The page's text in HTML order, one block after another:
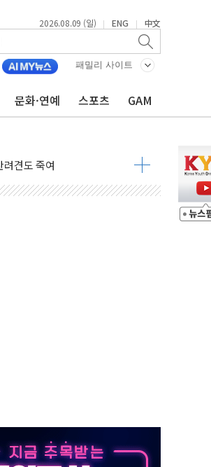
2026.08.09 (일) | ENG | 中文
패밀리 사이트
문화·연예 스포츠 GAM
조사 중
金 46.01% vs 鄭 44.53%
견도 죽여
vs 鄭 44.40%
래 45.71% 송영길 6.92%
석 46.35% 송영길 5.83%
철거
피해 없어
與 "송구한 해프닝"